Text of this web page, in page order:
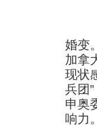
婚变
加拿
现状
兵团
申奥
响力。